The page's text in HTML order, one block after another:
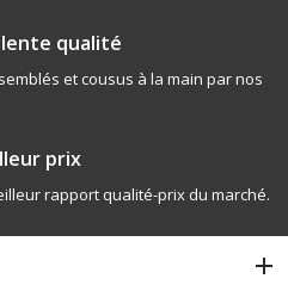
qualité
et cousus à la main par nos
prix
rapport qualité-prix du marché.